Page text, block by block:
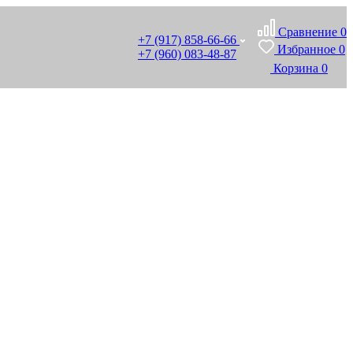
+7 (917) 858-66-66
+7 (960) 083-48-87
Сравнение 0
Избранное 0
Корзина 0